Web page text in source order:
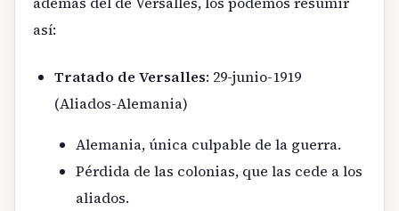
así:
Tratado de Versalles: 29-junio-1919
(Aliados-Alemania)
Alemania, única culpable de la guerra.
Pérdida de las colonias, que las cede a los
aliados.